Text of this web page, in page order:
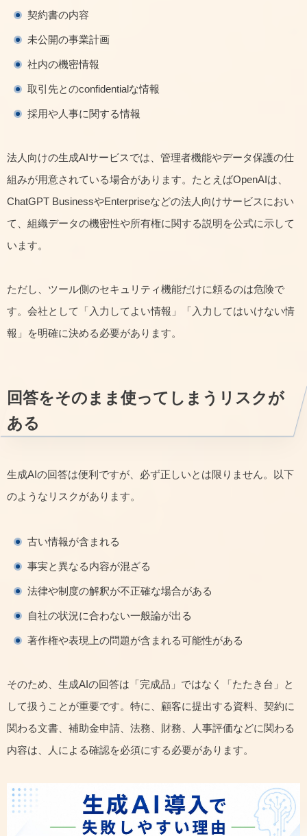
契約書の内容
未公開の事業計画
社内の機密情報
取引先とのconfidentialな情報
採用や人事に関する情報
法人向けの生成AIサービスでは、管理者機能やデータ保護の仕
組みが用意されている場合があります。たとえばOpenAIは、
ChatGPT BusinessやEnterpriseなどの法人向けサービスにおい
て、組織データの機密性や所有権に関する説明を公式に示して
います。
ただし、ツール側のセキュリティ機能だけに頼るのは危険で
す。会社として「入力してよい情報」「入力してはいけない情
報」を明確に決める必要があります。
回答をそのまま使ってしまうリスクが
ある
生成AIの回答は便利ですが、必ず正しいとは限りません。以下
のようなリスクがあります。
古い情報が含まれる
事実と異なる内容が混ざる
法律や制度の解釈が不正確な場合がある
自社の状況に合わない一般論が出る
著作権や表現上の問題が含まれる可能性がある
そのため、生成AIの回答は「完成品」ではなく「たたき台」と
して扱うことが重要です。特に、顧客に提出する資料、契約に
関わる文書、補助金申請、法務、財務、人事評価などに関わる
内容は、人による確認を必須にする必要があります。